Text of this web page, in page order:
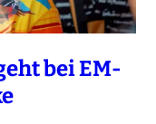
bei EM-